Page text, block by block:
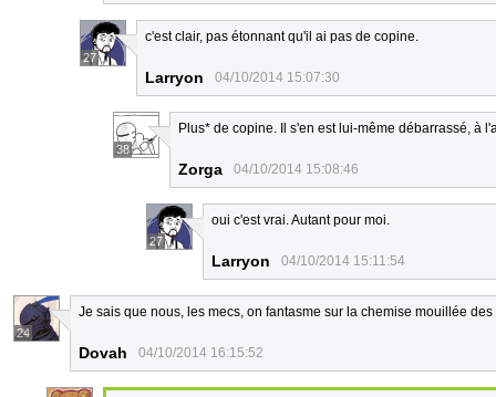
27
c'est clair, pas étonnant qu'il ai pas de copine.
Larryon 04/10/2014 15:07:30
38
Plus* de copine. Il s'en est lui-même débarrassé, à
Zorga 04/10/2014 15:08:46
27
oui c'est vrai. Autant pour moi.
Larryon 04/10/2014 15:11:54
24
Je sais que nous, les mecs, on fantasme sur la chemise mouillée
Dovah 04/10/2014 16:15:52